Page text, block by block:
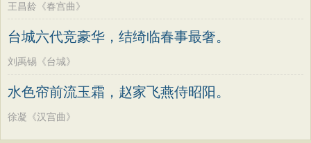
王昌龄《春宫曲》
台城六代竞豪华，结绮临春事最奢。
刘禹锡《台城》
水色帘前流玉霜，赵家飞燕侍昭阳。
徐凝《汉宫曲》